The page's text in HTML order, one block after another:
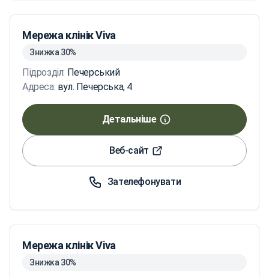
Мережа клінік Viva
Знижка 30%
Підрозділ: Печерський
Адреса: вул. Печерська, 4
Детальніше
Веб-сайт
Зателефонувати
Мережа клінік Viva
Знижка 30%